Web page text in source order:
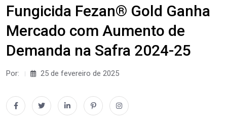
Fungicida Fezan® Gold Ganha
Mercado com Aumento de
Demanda na Safra 2024-25
Por: 25 de fevereiro de 2025